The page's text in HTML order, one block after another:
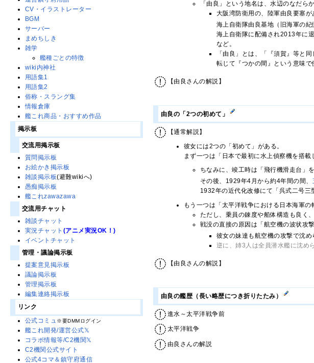
「由良」という地名は、水辺のなだら
大阪湾防衛用の、陸軍由良要塞が
海上自衛隊由良基地（旧海軍の
海上自衛隊に配備され2013年に
など。
「由良」とは、「『須賀』等と
転じて『つかの間』という意味で
【由良さんの解説】
由良の「2つの初めて」
【通常解説】
彼女には2つの「初めて」がある。
まず一つは「日本で最初に水上偵察機を搭載
ちなみに、竣工時は「飛行機滑走台」
その後、1929年4月から約4年間の間、
1932年の近代化改修にて「呉式二号三
もう一つは「太平洋戦争における日本海軍の
ただし、乗員の錬度や船体構造も良く
戦没の直接の原因は「航空機の波状攻
彼女の妹達も航空機の攻撃で沈め
逆に、姉3人は全員潜水艦に沈め
【由良さんの解説】
由良の艦歴（長い略歴につき折りたたみ）
進水～太平洋戦争前
太平洋戦争
由良さんの解説
CV・イラストレーター
BGM
サーバー
まめちしき
雑学
艦種ごとの特徴
wiki内神社
用語集1
用語集2
俗称・スラング集
情報倉庫
艦これ商品・おすすめ作品
掲示板
交流用掲示板
質問掲示板
お絵かき掲示板
雑談掲示板(避難wikiへ)
愚痴掲示板
艦これzawazawa
交流用チャット
雑談チャット
実況チャット (アニメ実況OK！)
イベントチャット
管理・議論掲示板
提案意見掲示板
議論掲示板
管理掲示板
編集連絡掲示板
リンク
公式コミュ※要DMMログイン
艦これ開発/運営公式𝕏
コラボ情報等/C2機関𝕏
C2機関公式サイト
公式4コマ＆鎮守府通信